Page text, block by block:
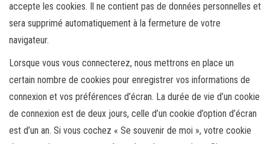
accepte les cookies. Il ne contient pas de données personnelles et
sera supprimé automatiquement à la fermeture de votre
navigateur.
Lorsque vous vous connecterez, nous mettrons en place un
certain nombre de cookies pour enregistrer vos informations de
connexion et vos préférences d’écran. La durée de vie d’un cookie
de connexion est de deux jours, celle d’un cookie d’option d’écran
est d’un an. Si vous cochez « Se souvenir de moi », votre cookie